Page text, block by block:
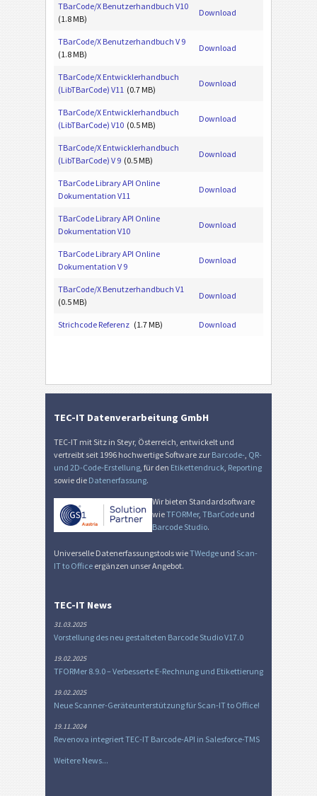
TBarCode/X Benutzerhandbuch V10
(1.8 MB)
Download
TBarCode/X Benutzerhandbuch V 9
(1.8 MB)
Download
TBarCode/X Entwicklerhandbuch
(LibTBarCode) V11 (0.7 MB)
Download
TBarCode/X Entwicklerhandbuch
(LibTBarCode) V10 (0.5 MB)
Download
TBarCode/X Entwicklerhandbuch
(LibTBarCode) V 9 (0.5 MB)
Download
TBarCode Library API Online
Dokumentation V11
Download
TBarCode Library API Online
Dokumentation V10
Download
TBarCode Library API Online
Dokumentation V 9
Download
TBarCode/X Benutzerhandbuch V1
(0.5 MB)
Download
Strichcode Referenz (1.7 MB) Download
TEC-IT Datenverarbeitung GmbH
TEC-IT mit Sitz in Steyr, Österreich, entwickelt und
vertreibt seit 1996 hochwertige Software zur Barcode-, QR-
und 2D-Code-Erstellung, für den Etikettendruck, Reporting
sowie die Datenerfassung.
Wir bieten Standardsoftware
wieTFORMer,TBarCode und
Barcode Studio.
Universelle Datenerfassungstools wieTWedge und Scan-
IT to Office ergänzen unser Angebot.
TEC-IT News
31.03.2025
Vorstellung des neu gestalteten Barcode Studio V17.0
19.02.2025
TFORMer 8.9.0 – Verbesserte E-Rechnung und Etikettierung
19.02.2025
Neue Scanner-Geräteunterstützung für Scan-IT to Office!
19.11.2024
Revenova integriert TEC-IT Barcode-API in Salesforce-TMS
Weitere News...